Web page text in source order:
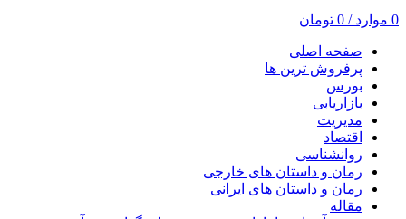
0 موارد /
0 تومان
صفحه اصلی
پرفروش ترین ها
بورس
بازاریابی
مدیریت
اقتصاد
روانشناسی
رمان و داستان های خارجی
رمان و داستان های ایرانی
مقاله